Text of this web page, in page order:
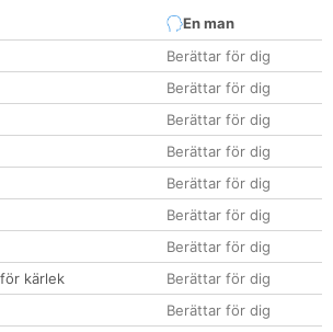
En man
Berättar för dig
Berättar för dig
Berättar för dig
Berättar för dig
Berättar för dig
Berättar för dig
Berättar för dig
kärlek
Berättar för dig
Berättar för dig